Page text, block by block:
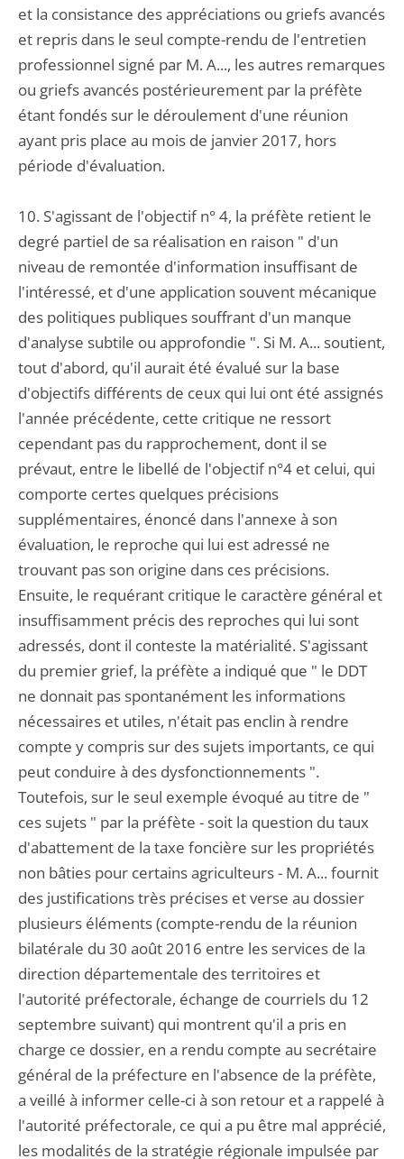
et la consistance des appréciations ou griefs avancés
et repris dans le seul compte-rendu de l'entretien
professionnel signé par M. A..., les autres remarques
ou griefs avancés postérieurement par la préfète
étant fondés sur le déroulement d'une réunion
ayant pris place au mois de janvier 2017, hors
période d'évaluation.
10. S'agissant de l'objectif n° 4, la préfète retient le
degré partiel de sa réalisation en raison " d'un
niveau de remontée d'information insuffisant de
l'intéressé, et d'une application souvent mécanique
des politiques publiques souffrant d'un manque
d'analyse subtile ou approfondie ". Si M. A... soutient,
tout d'abord, qu'il aurait été évalué sur la base
d'objectifs différents de ceux qui lui ont été assignés
l'année précédente, cette critique ne ressort
cependant pas du rapprochement, dont il se
prévaut, entre le libellé de l'objectif n°4 et celui, qui
comporte certes quelques précisions
supplémentaires, énoncé dans l'annexe à son
évaluation, le reproche qui lui est adressé ne
trouvant pas son origine dans ces précisions.
Ensuite, le requérant critique le caractère général et
insuffisamment précis des reproches qui lui sont
adressés, dont il conteste la matérialité. S'agissant
du premier grief, la préfète a indiqué que " le DDT
ne donnait pas spontanément les informations
nécessaires et utiles, n'était pas enclin à rendre
compte y compris sur des sujets importants, ce qui
peut conduire à des dysfonctionnements ".
Toutefois, sur le seul exemple évoqué au titre de "
ces sujets " par la préfète - soit la question du taux
d'abattement de la taxe foncière sur les propriétés
non bâties pour certains agriculteurs - M. A... fournit
des justifications très précises et verse au dossier
plusieurs éléments (compte-rendu de la réunion
bilatérale du 30 août 2016 entre les services de la
direction départementale des territoires et
l'autorité préfectorale, échange de courriels du 12
septembre suivant) qui montrent qu'il a pris en
charge ce dossier, en a rendu compte au secrétaire
général de la préfecture en l'absence de la préfète,
a veillé à informer celle-ci à son retour et a rappelé à
l'autorité préfectorale, ce qui a pu être mal apprécié,
les modalités de la stratégie régionale impulsée par